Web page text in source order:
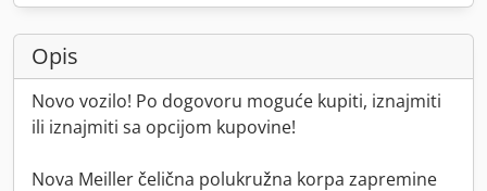
Opis
Novo vozilo! Po dogovoru moguće kupiti, iznajmiti
ili iznajmiti sa opcijom kupovine!
Nova Meiller čelična polukružna korpa zapremine